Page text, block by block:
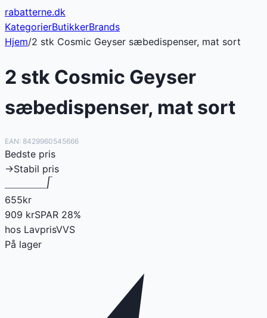
rabatterne.dk
KategorierButikkerBrands
Hjem/2 stk Cosmic Geyser sæbedispenser, mat sort
2 stk Cosmic Geyser
sæbedispenser, mat sort
EAN: 8429960545666
Bedste pris
→Stabil pris
655kr
909 krSPAR 28%
hos LavprisVVS
På lager